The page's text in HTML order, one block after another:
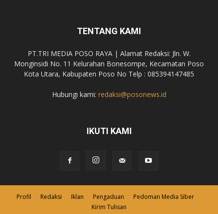
TENTANG KAMI
PT.TRI MEDIA POSO RAYA | Alamat Redaksi: Jln. W.
Monginsidi No. 11 Kelurahan Bonesompe, Kecamatan Poso
Kota Utara, Kabupaten Poso No Telp : 085394147485
Hubungi kami: redaksi@posonews.id
IKUTI KAMI
Profil Redaksi Iklan Pengaduan
Pedoman Media Siber
Kirim Tulisan